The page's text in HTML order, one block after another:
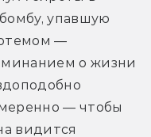
упавшую
—
о жизни
— чтобы
видится